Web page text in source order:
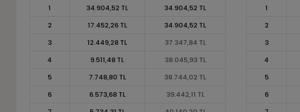
1
34.904,52 TL
34.904,52 TL
2
17.452,26 TL
34.904,52 TL
3
12.449,28 TL
37.347,84 TL
4
9.511,48 TL
38.045,93 TL
5
7.748,80 TL
38.744,02 TL
6
6.573,68 TL
39.442,11 TL
1
2
3
4
5
6